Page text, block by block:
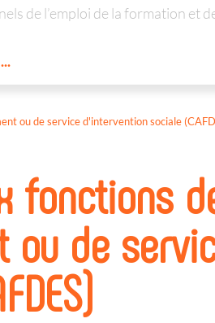
de l’emploi de la formation et
ou de service d'intervention sociale
fonctions
ou de